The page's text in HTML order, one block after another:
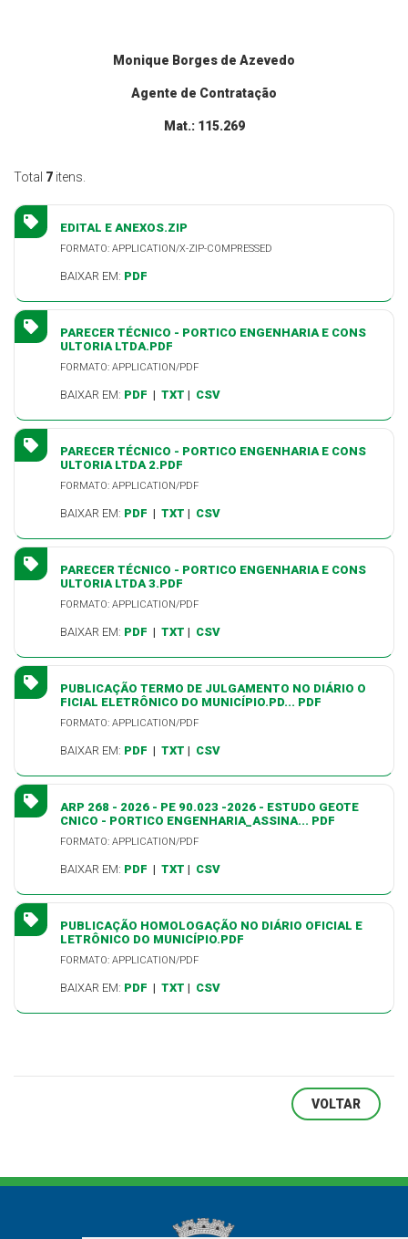
Monique Borges de Azevedo
Agente de Contratação
Mat.: 115.269
Total 7 itens.
EDITAL E ANEXOS.ZIP
FORMATO: APPLICATION/X-ZIP-COMPRESSED
BAIXAR EM: PDF
PARECER TÉCNICO - PORTICO ENGENHARIA E CONS
ULTORIA LTDA.PDF
FORMATO: APPLICATION/PDF
BAIXAR EM: PDF | TXT | CSV
PARECER TÉCNICO - PORTICO ENGENHARIA E CONS
ULTORIA LTDA 2.PDF
FORMATO: APPLICATION/PDF
BAIXAR EM: PDF | TXT | CSV
PARECER TÉCNICO - PORTICO ENGENHARIA E CONS
ULTORIA LTDA 3.PDF
FORMATO: APPLICATION/PDF
BAIXAR EM: PDF | TXT | CSV
PUBLICAÇÃO TERMO DE JULGAMENTO NO DIÁRIO O
FICIAL ELETRÔNICO DO MUNICÍPIO.PD... PDF
FORMATO: APPLICATION/PDF
BAIXAR EM: PDF | TXT | CSV
ARP 268 - 2026 - PE 90.023 -2026 - ESTUDO GEOTE
CNICO - PORTICO ENGENHARIA_ASSINA... PDF
FORMATO: APPLICATION/PDF
BAIXAR EM: PDF | TXT | CSV
PUBLICAÇÃO HOMOLOGAÇÃO NO DIÁRIO OFICIAL E
LETRÔNICO DO MUNICÍPIO.PDF
FORMATO: APPLICATION/PDF
BAIXAR EM: PDF | TXT | CSV
VOLTAR